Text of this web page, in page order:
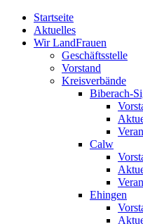
Zum
Inhalt
springen
Startseite
Aktuelles
Wir LandFrauen
Geschäftsstelle
Vorstand
Kreisverbände
Biberach-
Calw
Ehingen